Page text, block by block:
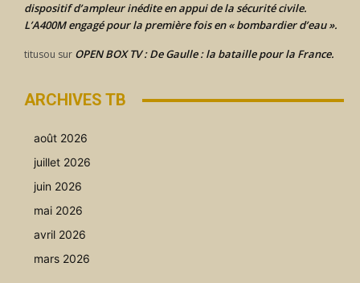
dispositif d’ampleur inédite en appui de la sécurité civile.
L’A400M engagé pour la première fois en « bombardier d’eau ».
titusou sur OPEN BOX TV : De Gaulle : la bataille pour la France.
ARCHIVES TB
août 2026
juillet 2026
juin 2026
mai 2026
avril 2026
mars 2026